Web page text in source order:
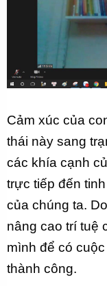
Cảm xúc của
thái này sang
các khía cạnh
trực tiếp đến
của chúng ta.
nâng cao trí tuệ
mình để có
thành công.